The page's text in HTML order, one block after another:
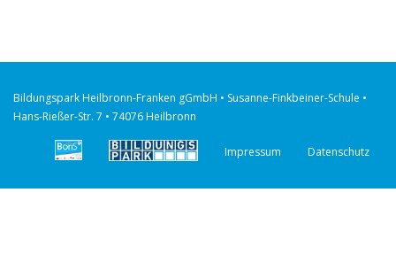
Bildungspark Heilbronn-Franken gGmbH • Susanne-Finkbeiner-Schule •
Hans-Rießer-Str. 7 • 74076 Heilbronn
Impressum Datenschutz